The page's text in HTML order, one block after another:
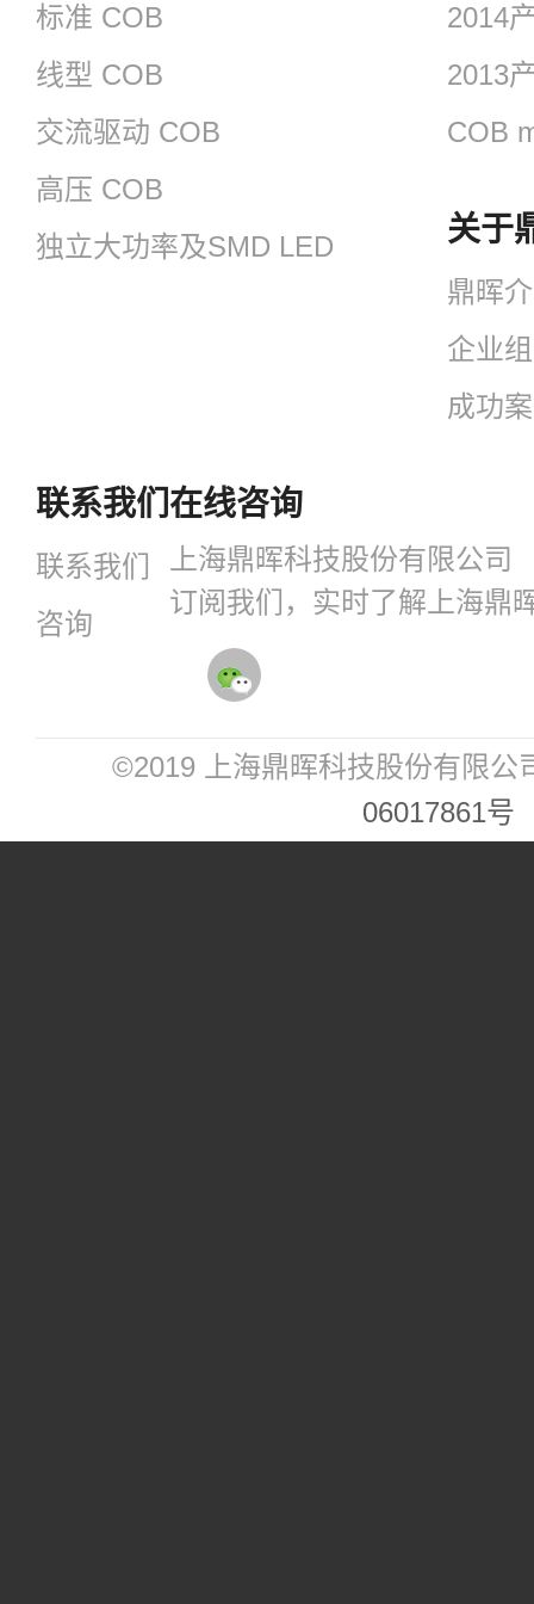
标准 COB
线型 COB
交流驱动 COB
高压 COB
独立大功率及SMD LED
2014
2013
COB
关于
鼎晖
企业
成功
联系我们
联系我们
咨询
在线咨询
上海鼎晖科技股份有限公司
订阅我们，实时了解上海鼎
©2019 上海鼎晖科技股份有限公
06017861号